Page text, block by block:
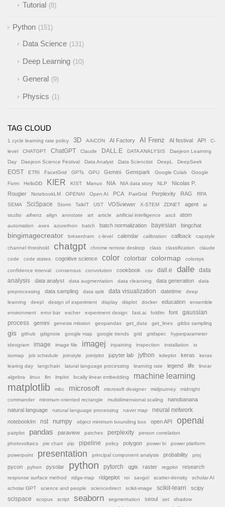
Tutorial 8
Python 151
Data Science 131
Deep Learning 10
General 9
Physics 1
TAG CLOUD
1 cycle learning rate policy 3D AAiCON AI Factory AI Frenz AI festival API
C-
level
CHATGPT ChatGPT Claude DALL.E DATA ANALYSIS
Daejeon Learning
Day
Daejeon Science Festival Data Analyst Data Scienctist DeepL DeepSeek
EOST ETRI FacetGrid GPTs GPU Gemini Genspark Google Colab
Google
Form
HelloDD KIER KIST Manus NIA NIA data story NLP
Nicolas P.
Rougier
NotebookLM OPENAI Open AI PCA PairGrid Perplexity RAG
RPA
SEMA
SciSpace Storm TalkIT UST VOSviewer X-STEM ZDNET agent
ai
studio
aifrenz align annotate art article artificial intelligence ascii atom
automation axes azurethon batch batch normalization bayesian bingchat
bingimagecreator bresenham c-level calendar calibration callback capstyle
channel threshold chatgpt chrome remote desktop class classification
claude
code
code states cognitive science color colorbar colormap colorsys
confidence interval consensus convolution cookbook csv dall.e dalle
data
analysis
data analyst data augmentation data cleansing data generation
data
preprocessing
data sampling data split data visualization datetime
deep
learning
deepl design of experiment display displot docker education
ensemble
environment
error bar escher experiment design fast.ai foldlm font
gaussian
process
gemini genesis mission geopandas get_data get_lines gibbs sampling
gis github gitignore google map google trends grid gridspec
hyperparameter
ideogram
image image file imagej inpaining inspection installation
io
isomap
job schedule joinstyle jointplot jupyter lab jython kdeplot keras
keras
learing day
langchain latural language processing learning rate legend life
linear
algebra
linux llm lmplot locally linear embedding machine learning
matplotlib mbc microsoft microsoft designer midjourney
midnight
commander
minimum oriented rectangle multidimensional scaling
nanobanana
natural language
natural language processing naver map
neural network
notebooklm
nst numpy object minimum bounding box open API openai
pairplot pandas paraview patches perplexity
person correlation
photovoltaics
pie chart pip pipeline policy polygon power bi power platform
powerpoint presentation principal component analysis probability proj
pycon pyhon pysolar python pytorch qgis raster regplot research
response surface method ridge-map ridgeplot roi savgol scatter-density
scholar AI
scholar GPT
science and people sciencedirect scikit-image scikit-learn scipy
scispace scopus script seaborn segmentation seoul set shadow